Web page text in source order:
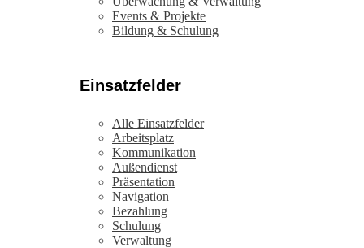
Events & Projekte
Bildung & Schulung
Einsatzfelder
Alle Einsatzfelder
Arbeitsplatz
Kommunikation
Außendienst
Präsentation
Navigation
Bezahlung
Schulung
Verwaltung